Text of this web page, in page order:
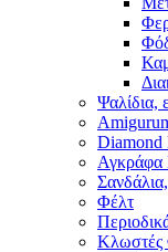
Ψαλίδια,
Diamond
Φέλτ
Κλωστές